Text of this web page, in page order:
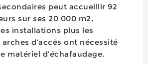
peut accueillir 92
sur ses 20 000 m2,
installations plus les
d’accès ont nécessité
matériel d’échafaudage.